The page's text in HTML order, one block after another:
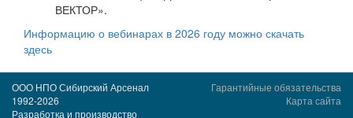
ВЕКТОР».
Информацию о вебинарах в 2026 году можно скачать
здесь
ООО НПО Сибирский Арсенал
1992-2026
Разработка и производство
Гарантийные обязательства
Карта сайта